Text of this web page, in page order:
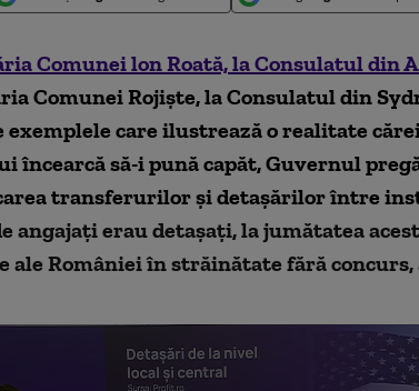
Comunei lon Roată, la Consulatul din
Comunei Rojiște, la Consulatul din
exemplele care ilustrează o realitate
încearcă să-i pună capăt, Guvernul
transferurilor și detașărilor între
angajați erau detașați, la jumătatea
ale României în străinătate fără